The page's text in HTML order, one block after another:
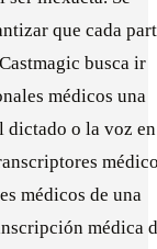
que cada
busca ir
médicos una
dictado o la voz en
médicos de una
médica